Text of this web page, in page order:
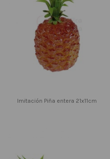
Imitación Piña entera 21x11cm